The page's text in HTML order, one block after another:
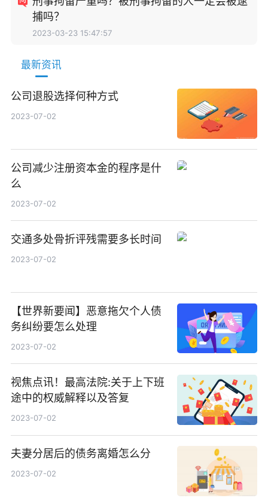
捕吗？
2023-03-23 15:47:57
最新资讯
公司退股选择何种方式
2023-07-02
公司减少注册资本金的程序是什
么
2023-07-02
交通多处骨折评残需要多长时间
2023-07-02
【世界新要闻】恶意拖欠个人债
务纠纷要怎么处理
2023-07-02
视焦点讯！最高法院:关于上下班
途中的权威解释以及答复
2023-07-02
夫妻分居后的债务离婚怎么分
2023-07-02